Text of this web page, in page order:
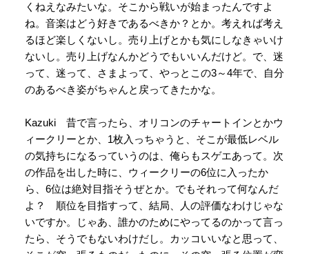
くねえなみたいな。そこから戦いが始まったんですよ
ね。音楽はどう好きであるべきか？とか。考えれば考え
るほど楽しくないし。売り上げとかも気にしなきゃいけ
ないし。売り上げなんかどうでもいいんだけど。で、迷
って、迷って、さまよって、やっとこの3～4年で、自分
のあるべき姿がちゃんと戻ってきたかな。
Kazuki 昔で言ったら、オリコンのチャートインとかウ
ィークリーとか、1枚入っちゃうと、そこが最低レベル
の気持ちになるっていうのは、俺らもスゲエあって。次
の作品を出した時に、ウィークリーの6位に入ったか
ら、6位は絶対目指そうぜとか。でもそれって何なんだ
よ？ 順位を目指すって、結局、人の評価なわけじゃな
いですか。じゃあ、誰かのためにやってるのかって言っ
たら、そうでもないわけだし。カッコいいなと思って、